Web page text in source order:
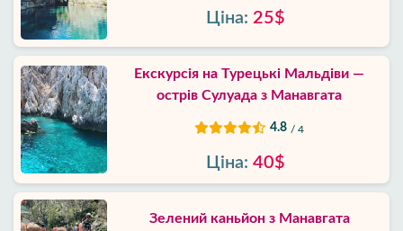
Ціна: 25$
Екскурсія на Турецькі Мальдіви —
острів Сулуада з Манавгата
4.8 / 4
Ціна: 40$
Зелений каньйон з Манавгата